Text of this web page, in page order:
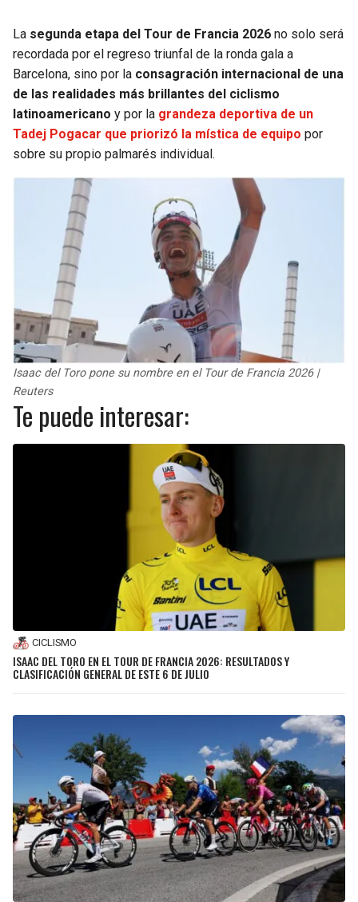
La segunda etapa del Tour de Francia 2026 no solo será
recordada por el regreso triunfal de la ronda gala a
Barcelona, sino por la consagración internacional de una
de las realidades más brillantes del ciclismo
latinoamericano y por la grandeza deportiva de un
Tadej Pogacar que priorizó la mística de equipo por
sobre su propio palmarés individual.
Isaac del Toro pone su nombre en el Tour de Francia 2026 |
Reuters
Te puede interesar:
CICLISMO
ISAAC DEL TORO EN EL TOUR DE FRANCIA 2026: RESULTADOS Y
CLASIFICACIÓN GENERAL DE ESTE 6 DE JULIO